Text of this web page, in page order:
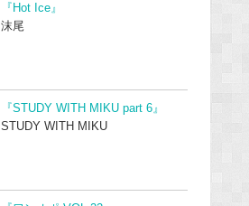
『Hot Ice』
沫尾
『STUDY WITH MIKU part 6』
STUDY WITH MIKU